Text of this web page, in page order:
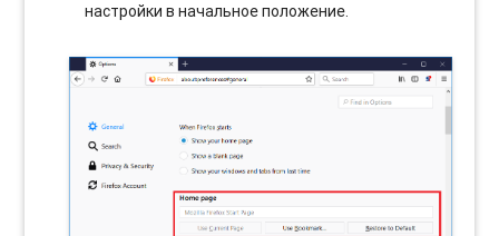
настройки в начальное положение.